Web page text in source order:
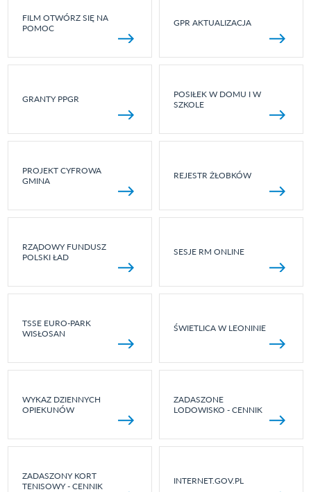
FILM OTWÓRZ SIĘ NA
POMOC
GPR AKTUALIZACJA
GRANTY PPGR
POSIŁEK W DOMU I W
SZKOLE
PROJEKT CYFROWA
GMINA
REJESTR ŻŁOBKÓW
RZĄDOWY FUNDUSZ
POLSKI ŁAD
SESJE RM ONLINE
TSSE EURO-PARK
WISŁOSAN
ŚWIETLICA W LEONINIE
WYKAZ DZIENNYCH
OPIEKUNÓW
ZADASZONE
LODOWISKO - CENNIK
ZADASZONY KORT
TENISOWY - CENNIK
INTERNET.GOV.PL